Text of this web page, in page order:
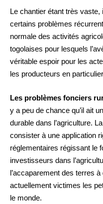
Le chantier étant très vaste,
certains problèmes
normale des activités
togolaises pour lesquels
véritable espoir pour les
les producteurs en
Les problèmes fonciers
y a peu de chance qu’il ait
durable dans l’agriculture.
consister à une application
réglementaires régissant le
investisseurs dans
l’accaparement des terres
actuellement victimes les
le monde.